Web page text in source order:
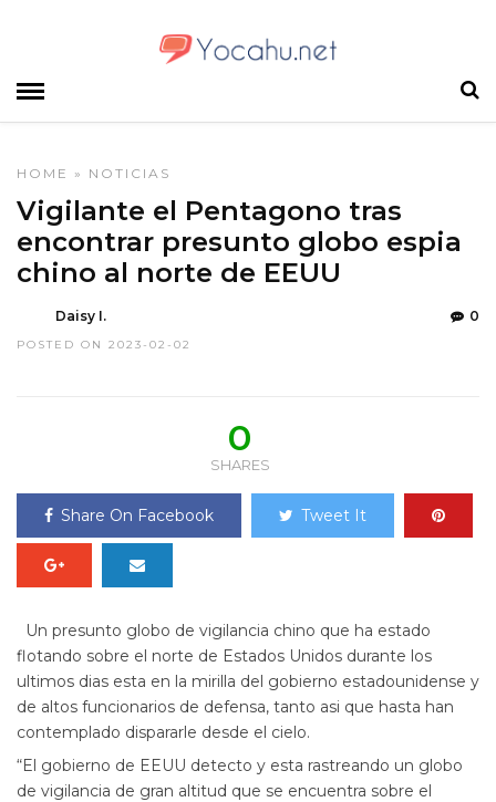
HOME » NOTICIAS
Vigilante el Pentagono tras
encontrar presunto globo espia
chino al norte de EEUU
Daisy I.
POSTED ON 2023-02-02
0
0
SHARES
Share On Facebook Tweet It
Un presunto globo de vigilancia chino que ha estado
flotando sobre el norte de Estados Unidos durante los
ultimos dias esta en la mirilla del gobierno estadounidense y
de altos funcionarios de defensa, tanto asi que hasta han
contemplado dispararle desde el cielo.
“El gobierno de EEUU detecto y esta rastreando un globo
de vigilancia de gran altitud que se encuentra sobre el